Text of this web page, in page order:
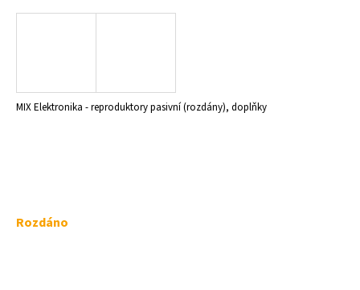
MIX Elektronika - reproduktory pasivní (rozdány), doplňky
Měrná
Rozdáno
a
?